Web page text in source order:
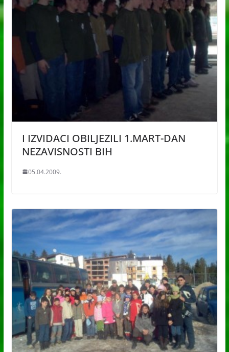
I IZVIDACI OBILJEZILI 1.MART-DAN
NEZAVISNOSTI BIH
05.04.2009.